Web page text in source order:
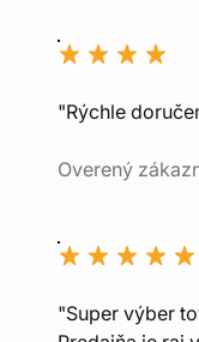
"Rýchle
Overený
"Super výber